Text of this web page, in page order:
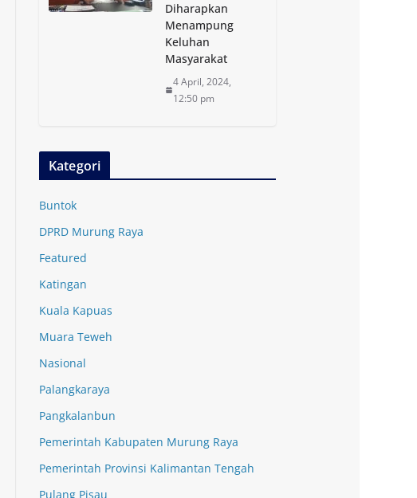
Diharapkan
Menampung
Keluhan
Masyarakat
4 April, 2024,
12:50 pm
Kategori
Buntok
DPRD Murung Raya
Featured
Katingan
Kuala Kapuas
Muara Teweh
Nasional
Palangkaraya
Pangkalanbun
Pemerintah Kabupaten Murung Raya
Pemerintah Provinsi Kalimantan Tengah
Pulang Pisau